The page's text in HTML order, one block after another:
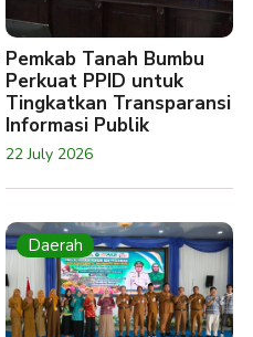
Pemkab Tanah Bumbu
Perkuat PPID untuk
Tingkatkan Transparansi
Informasi Publik
22 July 2026
Daerah